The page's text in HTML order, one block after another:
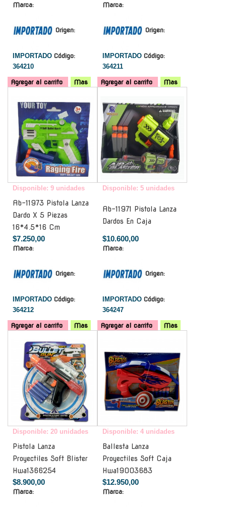
Marca:
Origen:
IMPORTADO Código:
364210
Agregar al carrito Mas
Marca:
Origen:
IMPORTADO Código:
364211
Agregar al carrito
Mas
Disponible: 9 unidades
Ab-11973 Pistola Lanza
Dardo X 5 Piezas
16*4.5*16 Cm
$7.250,00
Marca:
Origen:
IMPORTADO Código:
364212
Agregar al carrito Mas
Disponible: 5 unidades
Ab-11971 Pistola Lanza
Dardos En Caja
$10.600,00
Marca:
Origen:
IMPORTADO Código:
364247
Agregar al carrito
Mas
Disponible: 20 unidades
Pistola Lanza
Proyectiles Soft Blister
Hwa1366254
$8.900,00
Marca:
Disponible: 4 unidades
Ballesta Lanza
Proyectiles Soft Caja
Hwa19003683
$12.950,00
Marca: